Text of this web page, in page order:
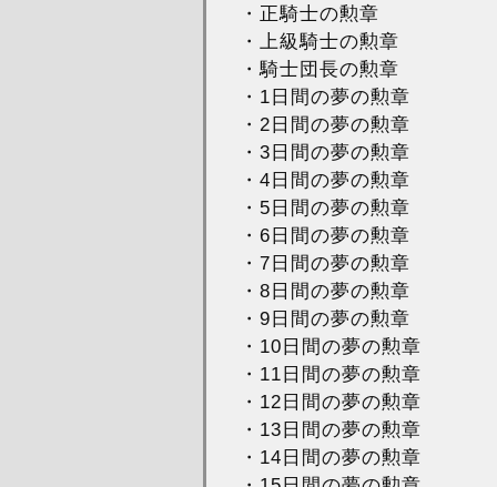
・正騎士の勲章
・上級騎士の勲章
・騎士団長の勲章
・1日間の夢の勲章
・2日間の夢の勲章
・3日間の夢の勲章
・4日間の夢の勲章
・5日間の夢の勲章
・6日間の夢の勲章
・7日間の夢の勲章
・8日間の夢の勲章
・9日間の夢の勲章
・10日間の夢の勲章
・11日間の夢の勲章
・12日間の夢の勲章
・13日間の夢の勲章
・14日間の夢の勲章